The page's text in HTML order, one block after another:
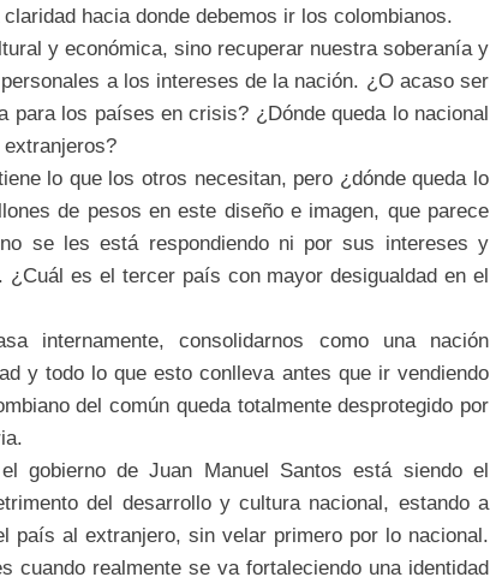
hacia donde debemos ir los colombianos.
y económica, sino recuperar nuestra soberanía y
a los intereses de la nación. ¿O acaso ser
los países en crisis? ¿Dónde queda lo nacional
lo que los otros necesitan, pero ¿dónde queda lo
de pesos en este diseño e imagen, que parece
se les está respondiendo ni por sus intereses y
es el tercer país con mayor desigualdad en el
internamente, consolidarnos como una nación
y todo lo que esto conlleva antes que ir vendiendo
del común queda totalmente desprotegido por
gobierno de Juan Manuel Santos está siendo el
del desarrollo y cultura nacional, estando a
país al extranjero, sin velar primero por lo nacional.
realmente se va fortaleciendo una identidad